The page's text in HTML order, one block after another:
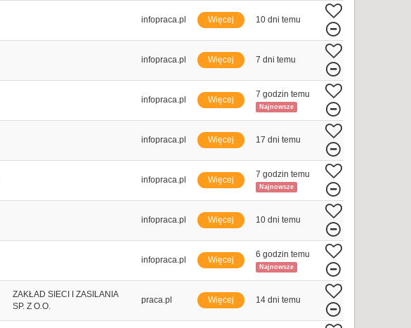
infopraca.pl Więcej 10 dni temu
infopraca.pl Więcej 7 dni temu
infopraca.pl Więcej
7 godzin temu
Najnowsze
infopraca.pl Więcej 17 dni temu
infopraca.pl Więcej
7 godzin temu
Najnowsze
infopraca.pl Więcej 10 dni temu
infopraca.pl Więcej
6 godzin temu
Najnowsze
ZAKŁAD SIECI I ZASILANIA
SP. Z O.O.
praca.pl Więcej 14 dni temu